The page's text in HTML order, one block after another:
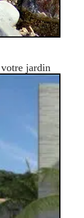
jardin